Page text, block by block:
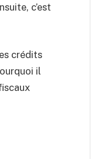
c’est
crédits
il